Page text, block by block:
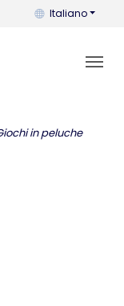
Puoi cambiare
Italiano
in peluche